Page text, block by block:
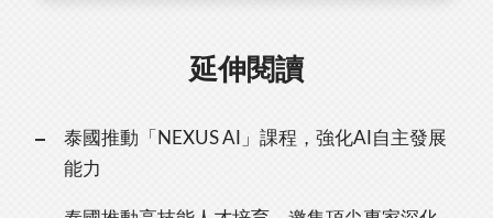
延伸閱讀
泰國推動「NEXUS AI」課程，強化AI自主發展
能力